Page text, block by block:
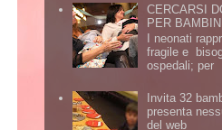
CERCARSI
PER
I neonati
fragile e
ospedali; per
Invita 32
presenta
del web